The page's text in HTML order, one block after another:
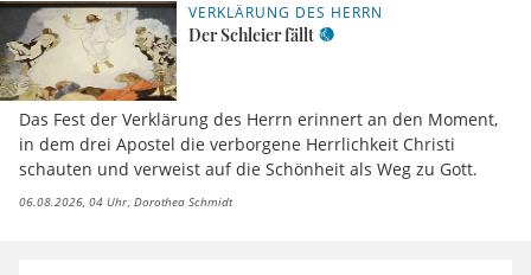
VERKLÄRUNG DES HERRN
Der Schleier fällt
Das Fest der Verklärung des Herrn erinnert an den Moment,
in dem drei Apostel die verborgene Herrlichkeit Christi
schauten und verweist auf die Schönheit als Weg zu Gott.
06.08.2026, 04 Uhr Dorothea Schmidt